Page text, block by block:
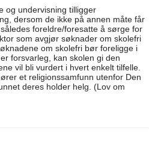
og undervisning tilligger
dersom de ikke på annen måte får
foreldre/foresatte å sørge for
som avgjør søknader om skolefri
om skolefri bør foreligge i
forsvarleg, kan skolen gi den
vil bli vurdert i hvert enkelt tilfelle.
et religionssamfunn utenfor Den
deres holder helg. (Lov om